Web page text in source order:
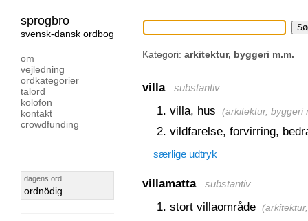
sprogbro
svensk-dansk ordbog
om
vejledning
ordkategorier
talord
kolofon
kontakt
crowdfunding
dagens ord
ordnödig
Kategori: arkitektur, byggeri m.m.
villa substantiv
villa, hus (arkitektur, byggeri
vildfarelse, forvirring,
særlige udtryk
villamatta substantiv
stort villaområde (